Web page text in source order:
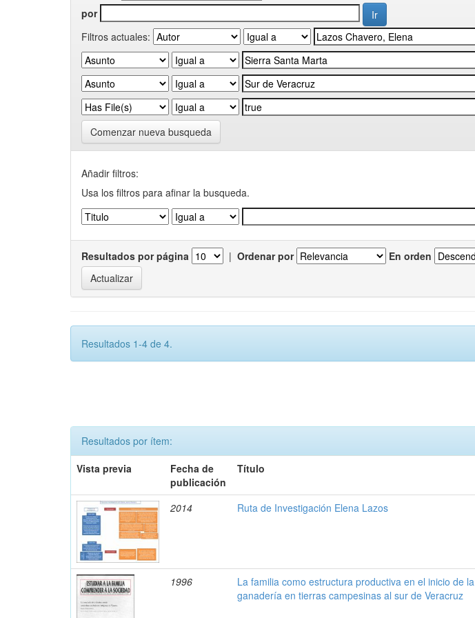
por
Filtros actuales:
Comenzar nueva busqueda
Añadir filtros:
Usa los filtros para afinar la busqueda.
Resultados por página | Ordenar por En orden
Resultados 1-4 de 4.
Resultados por ítem:
Vista previa
Fecha de
publicación
Título
2014 Ruta de Investigación Elena Lazos
1996
La familia como estructura productiva en el inicio de la
ganadería en tierras campesinas al sur de Veracruz